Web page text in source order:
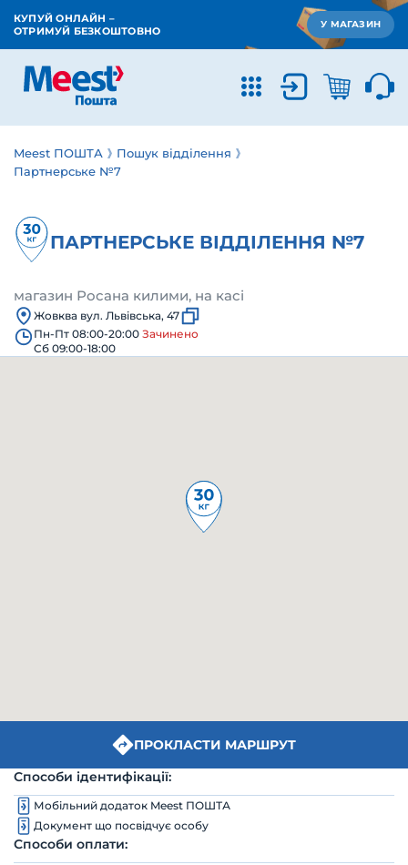
КУПУЙ ОНЛАЙН –
ОТРИМУЙ БЕЗКОШТОВНО
У МАГАЗИН
Meest ПОШТА
Пошук відділення
Партнерське №7
ПАРТНЕРСЬКЕ ВІДДІЛЕННЯ №7
магазин Росана килими, на касі
Жовква вул. Львівська, 47
Пн-Пт 08:00-20:00 Зачинено
Сб 09:00-18:00
ПРОКЛАСТИ МАРШРУТ
Способи ідентифікації:
Мобільний додаток Meest ПОШТА
Документ що посвідчує особу
Способи оплати: